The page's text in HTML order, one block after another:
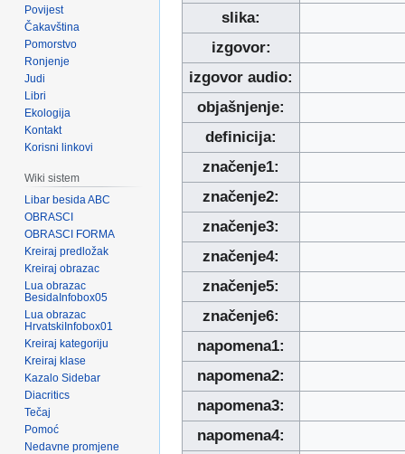
slika:
izgovor:
izgovor audio:
objašnjenje:
definicija:
značenje1:
značenje2:
značenje3:
značenje4:
značenje5:
značenje6:
napomena1:
napomena2:
napomena3:
napomena4:
Povijest
Čakavština
Pomorstvo
Ronjenje
Judi
Libri
Ekologija
Kontakt
Korisni linkovi
Wiki sistem
Libar besida ABC
OBRASCI
OBRASCI FORMA
Kreiraj predložak
Kreiraj obrazac
Lua obrazac
BesidaInfobox05
Lua obrazac
HrvatskiInfobox01
Kreiraj kategoriju
Kreiraj klase
Kazalo Sidebar
Diacritics
Tečaj
Pomoć
Nedavne promjene